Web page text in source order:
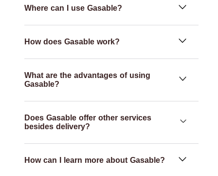
Where can I use Gasable?
How does Gasable work?
What are the advantages of using
Gasable?
Does Gasable offer other services
besides delivery?
How can I learn more about Gasable?